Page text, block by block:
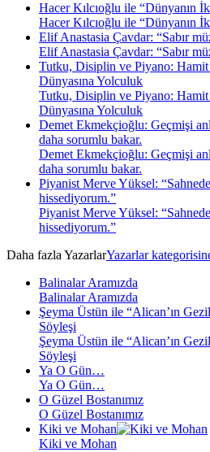
Hacer Kılcıoğlu ile “Dünyanın
Hacer Kılcıoğlu ile “Dünyanın
Elif Anastasia Çavdar: “Sabır
Elif Anastasia Çavdar: “Sabır
Tutku, Disiplin ve Piyano:
Dünyasına Yolculuk
Tutku, Disiplin ve Piyano:
Dünyasına Yolculuk
Demet Ekmekçioğlu: Geçmişi
daha sorumlu bakar.
Demet Ekmekçioğlu: Geçmişi
daha sorumlu bakar.
Piyanist Merve Yüksel:
hissediyorum.”
Piyanist Merve Yüksel:
hissediyorum.”
Daha fazlaYazarlarYazarlar
Balinalar Aramızda
Balinalar Aramızda
Şeyma Üstün ile “Alican’ın
Söyleşi
Şeyma Üstün ile “Alican’ın
Söyleşi
Ya O Gün…
Ya O Gün…
O Güzel Bostanımız
O Güzel Bostanımız
Kiki ve Mohan
Kiki ve Mohan